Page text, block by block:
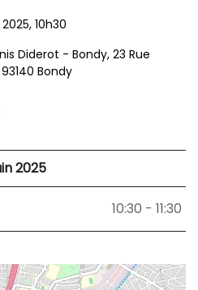
2025
10:30 - 11:30
10h30
Diderot - Bondy, 23 Rue
Bondy